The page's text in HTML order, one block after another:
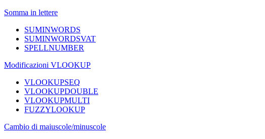
Somma in lettere
SUMINWORDS
SUMINWORDSVAT
SPELLNUMBER
Modificazioni VLOOKUP
VLOOKUPSEQ
VLOOKUPDOUBLE
VLOOKUPMULTI
FUZZYLOOKUP
Cambio di maiuscole/minuscole